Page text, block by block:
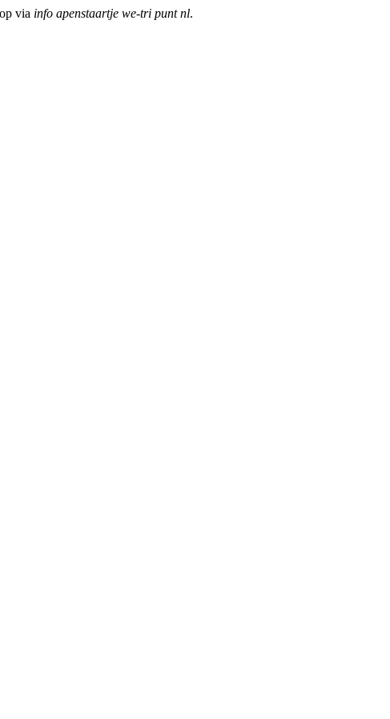
via info apenstaartje we-tri punt nl.